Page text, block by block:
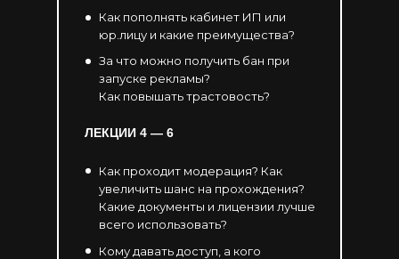
ЛЕКЦИИ 4 — 6
Как пополнять кабинет ИП или
юр.лицу и какие преимущества?
За что можно получить бан при
запуске рекламы?
Как повышать трастовость?
Кому давать доступ, а кого
Как проходит модерация? Как
увеличить шанс на прохождения?
Какие документы и лицензии лучше
всего использовать?